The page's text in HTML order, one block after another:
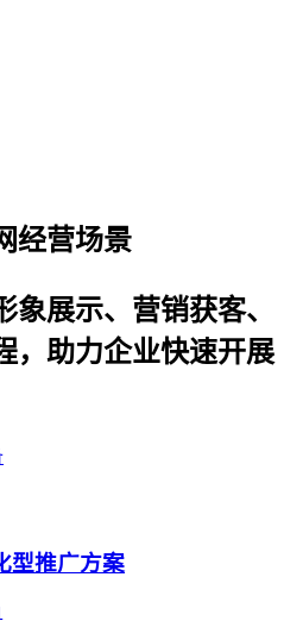
经营场景
展示、营销获客、
，助力企业快速开展
型推广方案